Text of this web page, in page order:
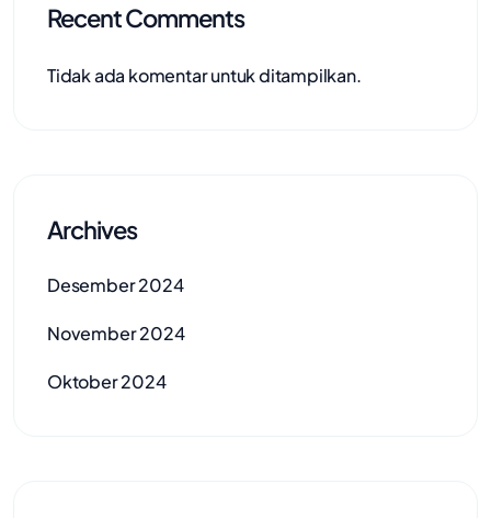
Recent Comments
Tidak ada komentar untuk ditampilkan.
Archives
Desember 2024
November 2024
Oktober 2024